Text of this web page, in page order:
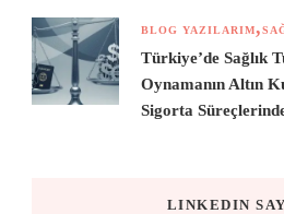
BLOG YAZILARIM
Türkiye’de Sağlık
Oynamanın Altın
Sigorta
LINKEDIN